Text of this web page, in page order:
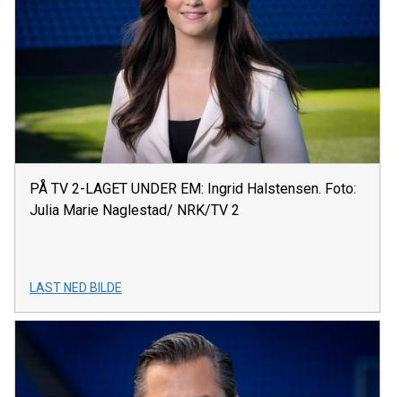
PÅ TV 2-LAGET UNDER EM: Ingrid Halstensen. Foto:
Julia Marie Naglestad/ NRK/TV 2
LAST NED BILDE